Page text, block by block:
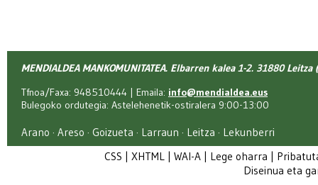
MENDIALDEA MANKOMUNITATEA. Elbarren kalea 1-2. 31880 Leitza
Tfnoa/Faxa: 948510444 | Emaila: info@mendialdea.eus
Bulegoko ordutegia: Astelehenetik-ostiralera 9:00-13:00
Arano · Areso · Goizueta · Larraun · Leitza · Lekunberri
CSS | XHTML | WAI-A | Lege oharra |
Diseinua eta